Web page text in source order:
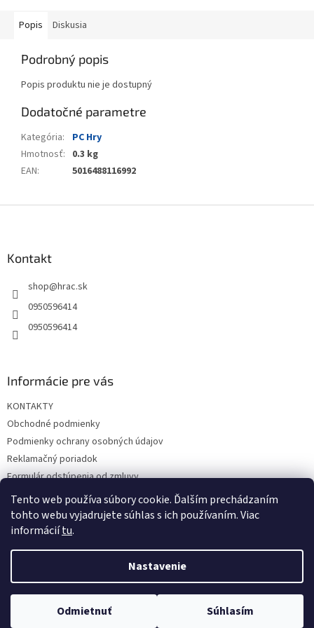
Tento web používa súbory cookie. Ďalším prechádzaním
tohto webu vyjadrujete súhlas s ich používaním. Viac
informáciítu.
Nastavenie
Odmietnuť Súhlasím
Popis Diskusia
Podrobný popis
Popis produktu nie je dostupný
Dodatočné parametre
Kategória:
PC Hry
Hmotnosť: 0.3 kg
EAN: 5016488116992
Kontakt
shop@hrac.sk
0950596414
0950596414
Informácie pre vás
KONTAKTY
Obchodné podmienky
Podmienky ochrany osobných údajov
Reklamačný poriadok
Formulár odstúpenia od zmluvy
Reklamačný formulár
Copyright 2026hrac.sk. Všetky práva vyhradené.Upraviť